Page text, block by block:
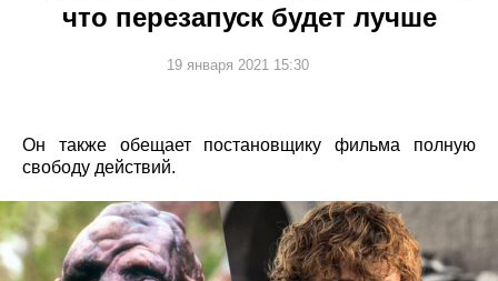
что перезапуск будет лучше
19 января 2021 15:30
Он также обещает постановщику фильма полную
свободу действий.